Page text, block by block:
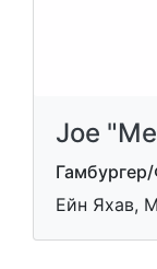
Joe
Ейн Яхав,